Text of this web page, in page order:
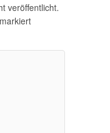
veröffentlicht.
markiert